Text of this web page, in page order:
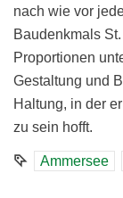
nach wie vor
Baudenkmals
Proportionen
Gestaltung und
Haltung, in der
zu sein hofft.
Ammersee